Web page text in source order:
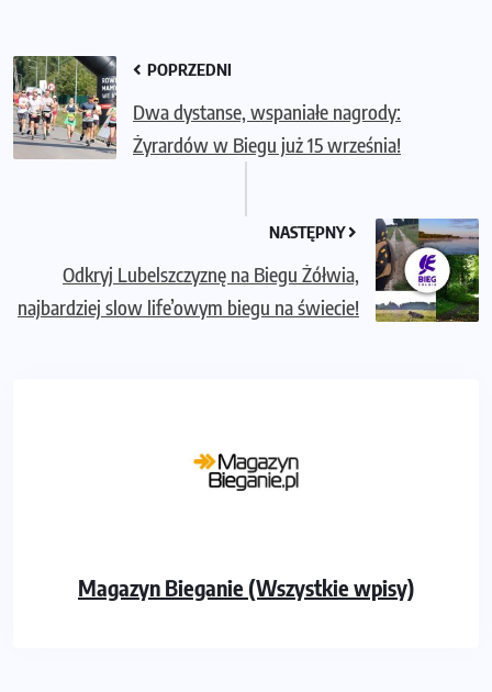
POPRZEDNI
Dwa dystanse, wspaniałe nagrody:
Żyrardów w Biegu już 15 września!
NASTĘPNY
Odkryj Lubelszczyznę na Biegu Żółwia,
najbardziej slow life’owym biegu na świecie!
Magazyn Bieganie (Wszystkie wpisy)